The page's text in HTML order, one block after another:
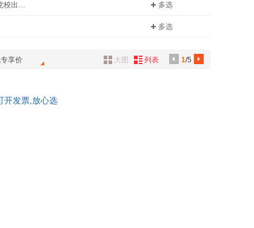
中共中央党校出版社 多选
多选
享价 1/5
大图 列表
开发票,放心选